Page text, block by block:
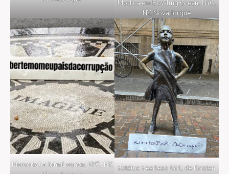
Modica em Bowling Green, NYC,
NY, Nova Iorque
Memorial a John Lennon, NYC, NY, Estátua Fearless Girl, de Kristen